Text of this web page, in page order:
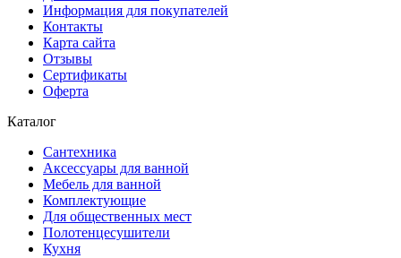
Информация для покупателей
Контакты
Карта сайта
Отзывы
Сертификаты
Оферта
Каталог
Сантехника
Аксессуары для ванной
Мебель для ванной
Комплектующие
Для общественных мест
Полотенцесушители
Кухня